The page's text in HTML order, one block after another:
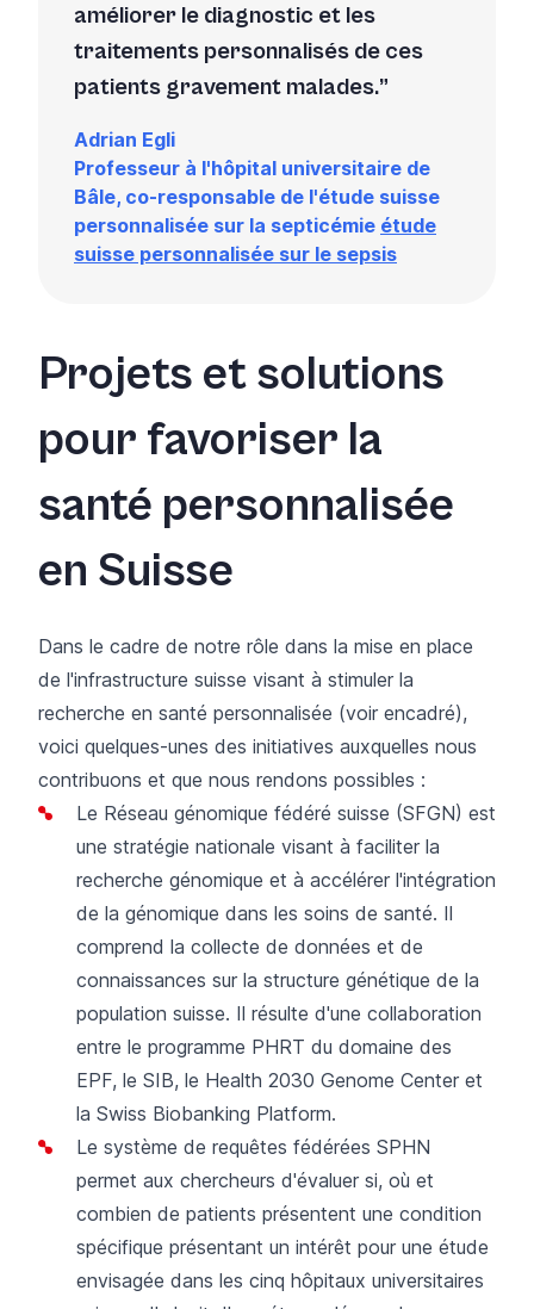
améliorer le diagnostic et les
traitements personnalisés de ces
patients gravement malades.
Adrian Egli
Professeur à l'hôpital universitaire de
Bâle, co-responsable de l'étude suisse
personnalisée sur la septicémie étude
suisse personnalisée sur le sepsis
Projets et solutions
pour favoriser la
santé personnalisée
en Suisse
Dans le cadre de notre rôle dans la mise en place
de l'infrastructure suisse visant à stimuler la
recherche en santé personnalisée (voir encadré),
voici quelques-unes des initiatives auxquelles nous
contribuons et que nous rendons possibles :
Le Réseau génomique fédéré suisse (SFGN) est
une stratégie nationale visant à faciliter la
recherche génomique et à accélérer l'intégration
de la génomique dans les soins de santé. Il
comprend la collecte de données et de
connaissances sur la structure génétique de la
population suisse. Il résulte d'une collaboration
entre le programme PHRT du domaine des
EPF, le SIB, le Health 2030 Genome Center et
la Swiss Biobanking Platform.
Le système de requêtes fédérées SPHN
permet aux chercheurs d'évaluer si, où et
combien de patients présentent une condition
spécifique présentant un intérêt pour une étude
envisagée dans les cinq hôpitaux universitaires